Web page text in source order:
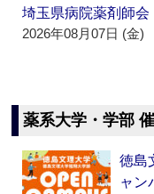
埼玉県病院薬剤師
2026年08月07日 (金)
薬系大学・学部
徳島
ャン